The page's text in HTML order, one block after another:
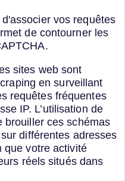
vos requêtes
de contourner les
sites web sont
en surveillant
requêtes fréquentes
IP. L’utilisation de
brouiller ces schémas
différentes adresses
que votre activité
réels situés dans